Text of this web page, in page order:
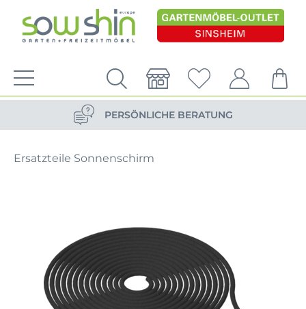
VERSANDKOSTENFREIE LIEFERUNG
PERSÖNLICHE BERATUNG
Ersatzteile Sonnenschirm